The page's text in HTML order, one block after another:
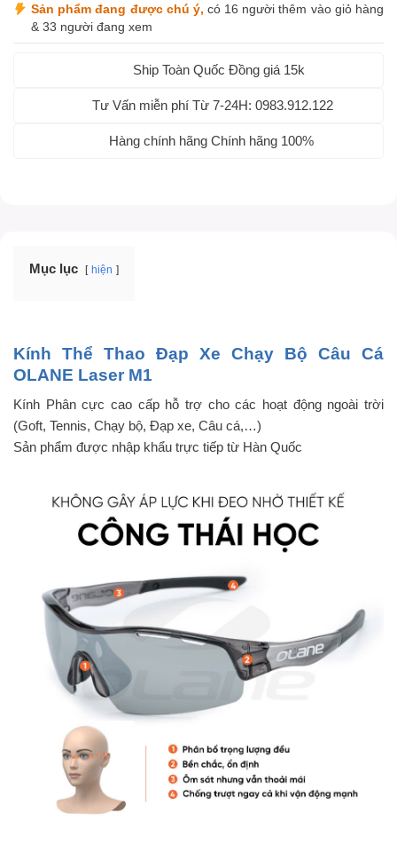
Sản phẩm đang được chú ý, có 16 người thêm vào giỏ hàng
& 33 người đang xem
Ship Toàn Quốc Đồng giá 15k
Tư Vấn miễn phí Từ 7-24H: 0983.912.122
Hàng chính hãng Chính hãng 100%
Mục lục hiện
Kính Thể Thao Đạp Xe Chạy Bộ Câu Cá
OLANE Laser M1
Kính Phân cực cao cấp hỗ trợ cho các hoạt động ngoài trời
(Goft, Tennis, Chạy bộ, Đạp xe, Câu cá,…)
Sản phẩm được nhập khẩu trực tiếp từ Hàn Quốc